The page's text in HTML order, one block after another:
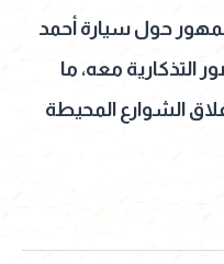
حول سيارة أحمد
التذكارية معه، ما
الشوارع المحيطة